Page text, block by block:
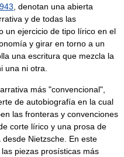
, denotan una abierta
y de todas las
un ejercicio de tipo lírico en el
y girar en torno a un
una escritura que mezcla la
una ni otra.
más "convencional",
de autobiografía en la cual
las fronteras y convenciones
corte lírico y una prosa de
Nietzsche. En este
piezas prosísticas más